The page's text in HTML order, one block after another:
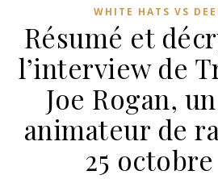
WHITE HATS VS
Résumé et
l’interview de
Joe Rogan,
animateur de
25 octobre